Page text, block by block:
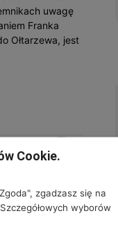
uwagę
Franka
Ołtarzewa, jest
nasz kraj za
rozsady i
Cookie.
zgadzasz się na
wyborów